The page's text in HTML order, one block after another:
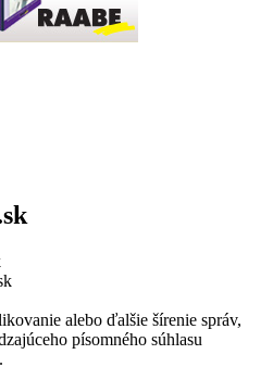
alebo ďalšie šírenie správ,
písomného súhlasu